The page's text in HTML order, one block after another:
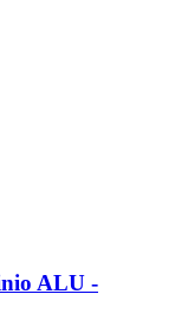
ALU -